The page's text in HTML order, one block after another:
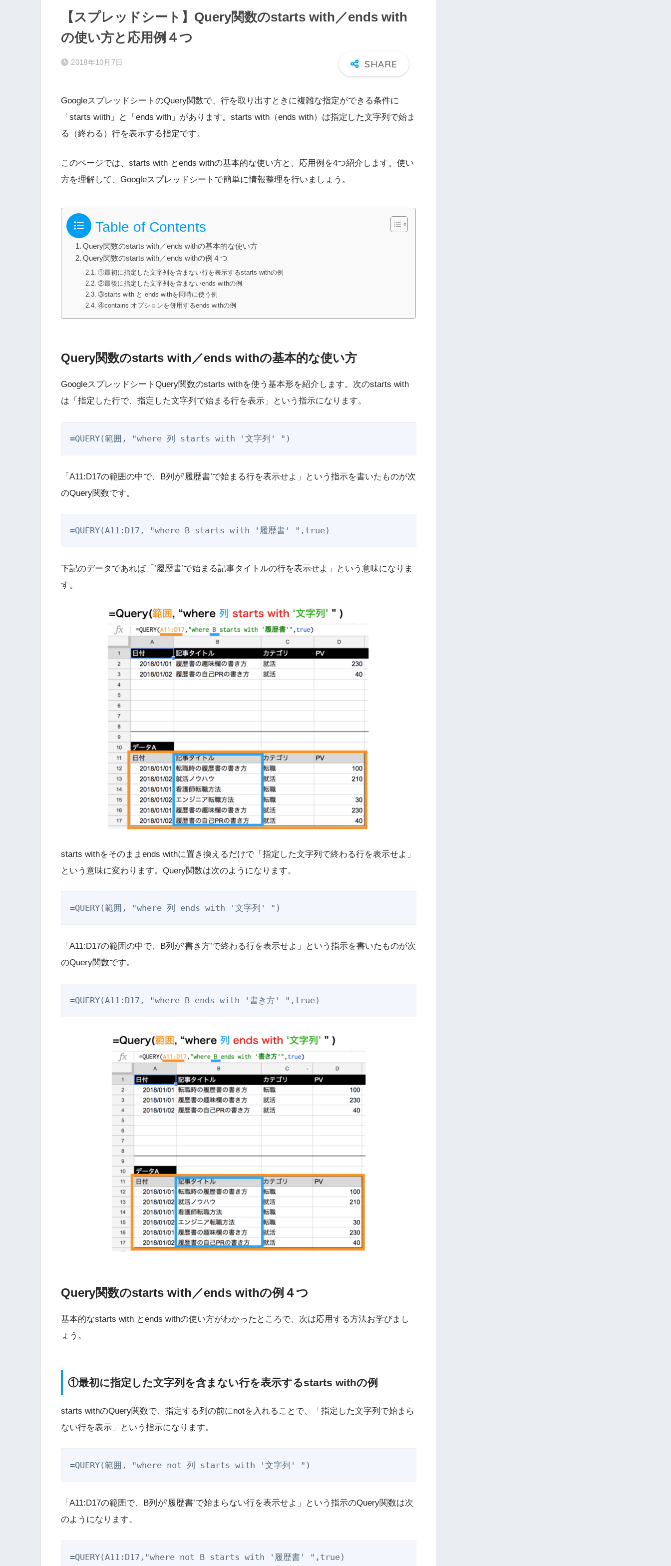
【スプレッドシート】Query関数のstarts with／ends with
の使い方と応用例４つ
2018年10月7日
GoogleスプレッドシートのQuery関数で、行を取り出すときに複雑な指定ができる条件に
「starts wiith」と「ends with」があります。starts with（ends with）は指定した文字列で始ま
る（終わる）行を表示する指定です。
このページでは、starts with とends withの基本的な使い方と、応用例を4つ紹介します。使い
方を理解して、Googleスプレッドシートで簡単に情報整理を行いましょう。
Table of Contents
Query関数のstarts with／ends withの基本的な使い方
Query関数のstarts with／ends withの例４つ
①最初に指定した文字列を含まない行を表示するstarts withの例
②最後に指定した文字列を含まないends withの例
③starts with と ends withを同時に使う例
④contains オプションを併用するends withの例
Query関数のstarts with／ends withの基本的な使い方
GoogleスプレッドシートQuery関数のstarts withを使う基本形を紹介します。次のstarts with
は「指定した行で、指定した文字列で始まる行を表示」という指示になります。
「A11:D17の範囲の中で、B列が’履歴書’で始まる行を表示せよ」という指示を書いたものが次
のQuery関数です。
=QUERY(A11:D17, "where B starts with '履歴書' ",true)
下記のデータであれば「’履歴書’で始まる記事タイトルの行を表示せよ」という意味になりま
す。
starts withをそのままends withに置き換えるだけで「指定した文字列で終わる行を表示せよ」
という意味に変わります。Query関数は次のようになります。
「A11:D17の範囲の中で、B列が’書き方’で終わる行を表示せよ」という指示を書いたものが次
のQuery関数です。
=QUERY(A11:D17, "where B ends with '書き方' ",true)
Query関数のstarts with／ends withの例４つ
基本的なstarts with とends withの使い方がわかったところで、次は応用する方法お学びまし
ょう。
①最初に指定した文字列を含まない行を表示するstarts withの例
starts withのQuery関数で、指定する列の前にnotを入れることで、「指定した文字列で始まら
ない行を表示」という指示になります。
「A11:D17の範囲で、B列が’履歴書’で始まらない行を表示せよ」という指示のQuery関数は次
のようになります。
=QUERY(A11:D17,"where not B starts with '履歴書' ",true)